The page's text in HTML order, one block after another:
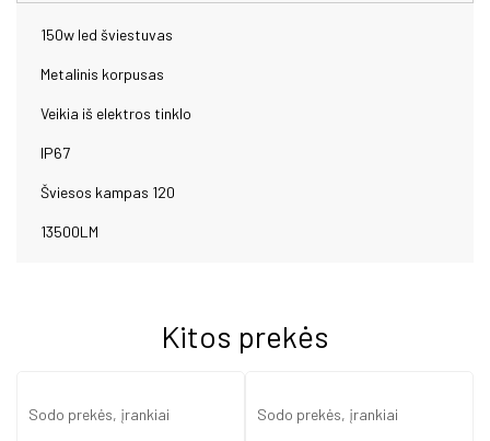
150w led šviestuvas
Metalinis korpusas
Veikia iš elektros tinklo
IP67
Šviesos kampas 120
13500LM
Kitos prekės
Sodo prekės, įrankiai Sodo prekės, įrankiai